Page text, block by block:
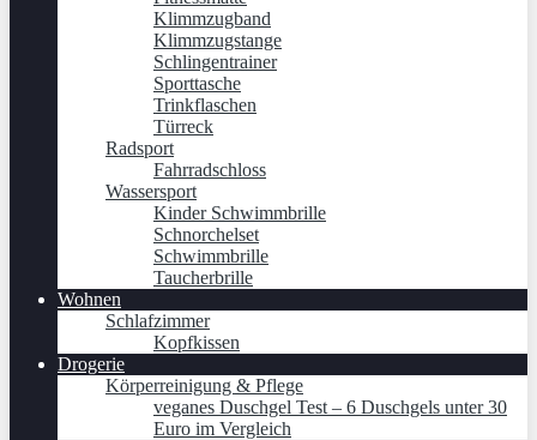
Klimmzugband
Klimmzugstange
Schlingentrainer
Sporttasche
Trinkflaschen
Türreck
Radsport
Fahrradschloss
Wassersport
Kinder Schwimmbrille
Schnorchelset
Schwimmbrille
Taucherbrille
Wohnen
Schlafzimmer
Kopfkissen
Drogerie
Körperreinigung & Pflege
veganes Duschgel Test – 6 Duschgels unter 30
Euro im Vergleich